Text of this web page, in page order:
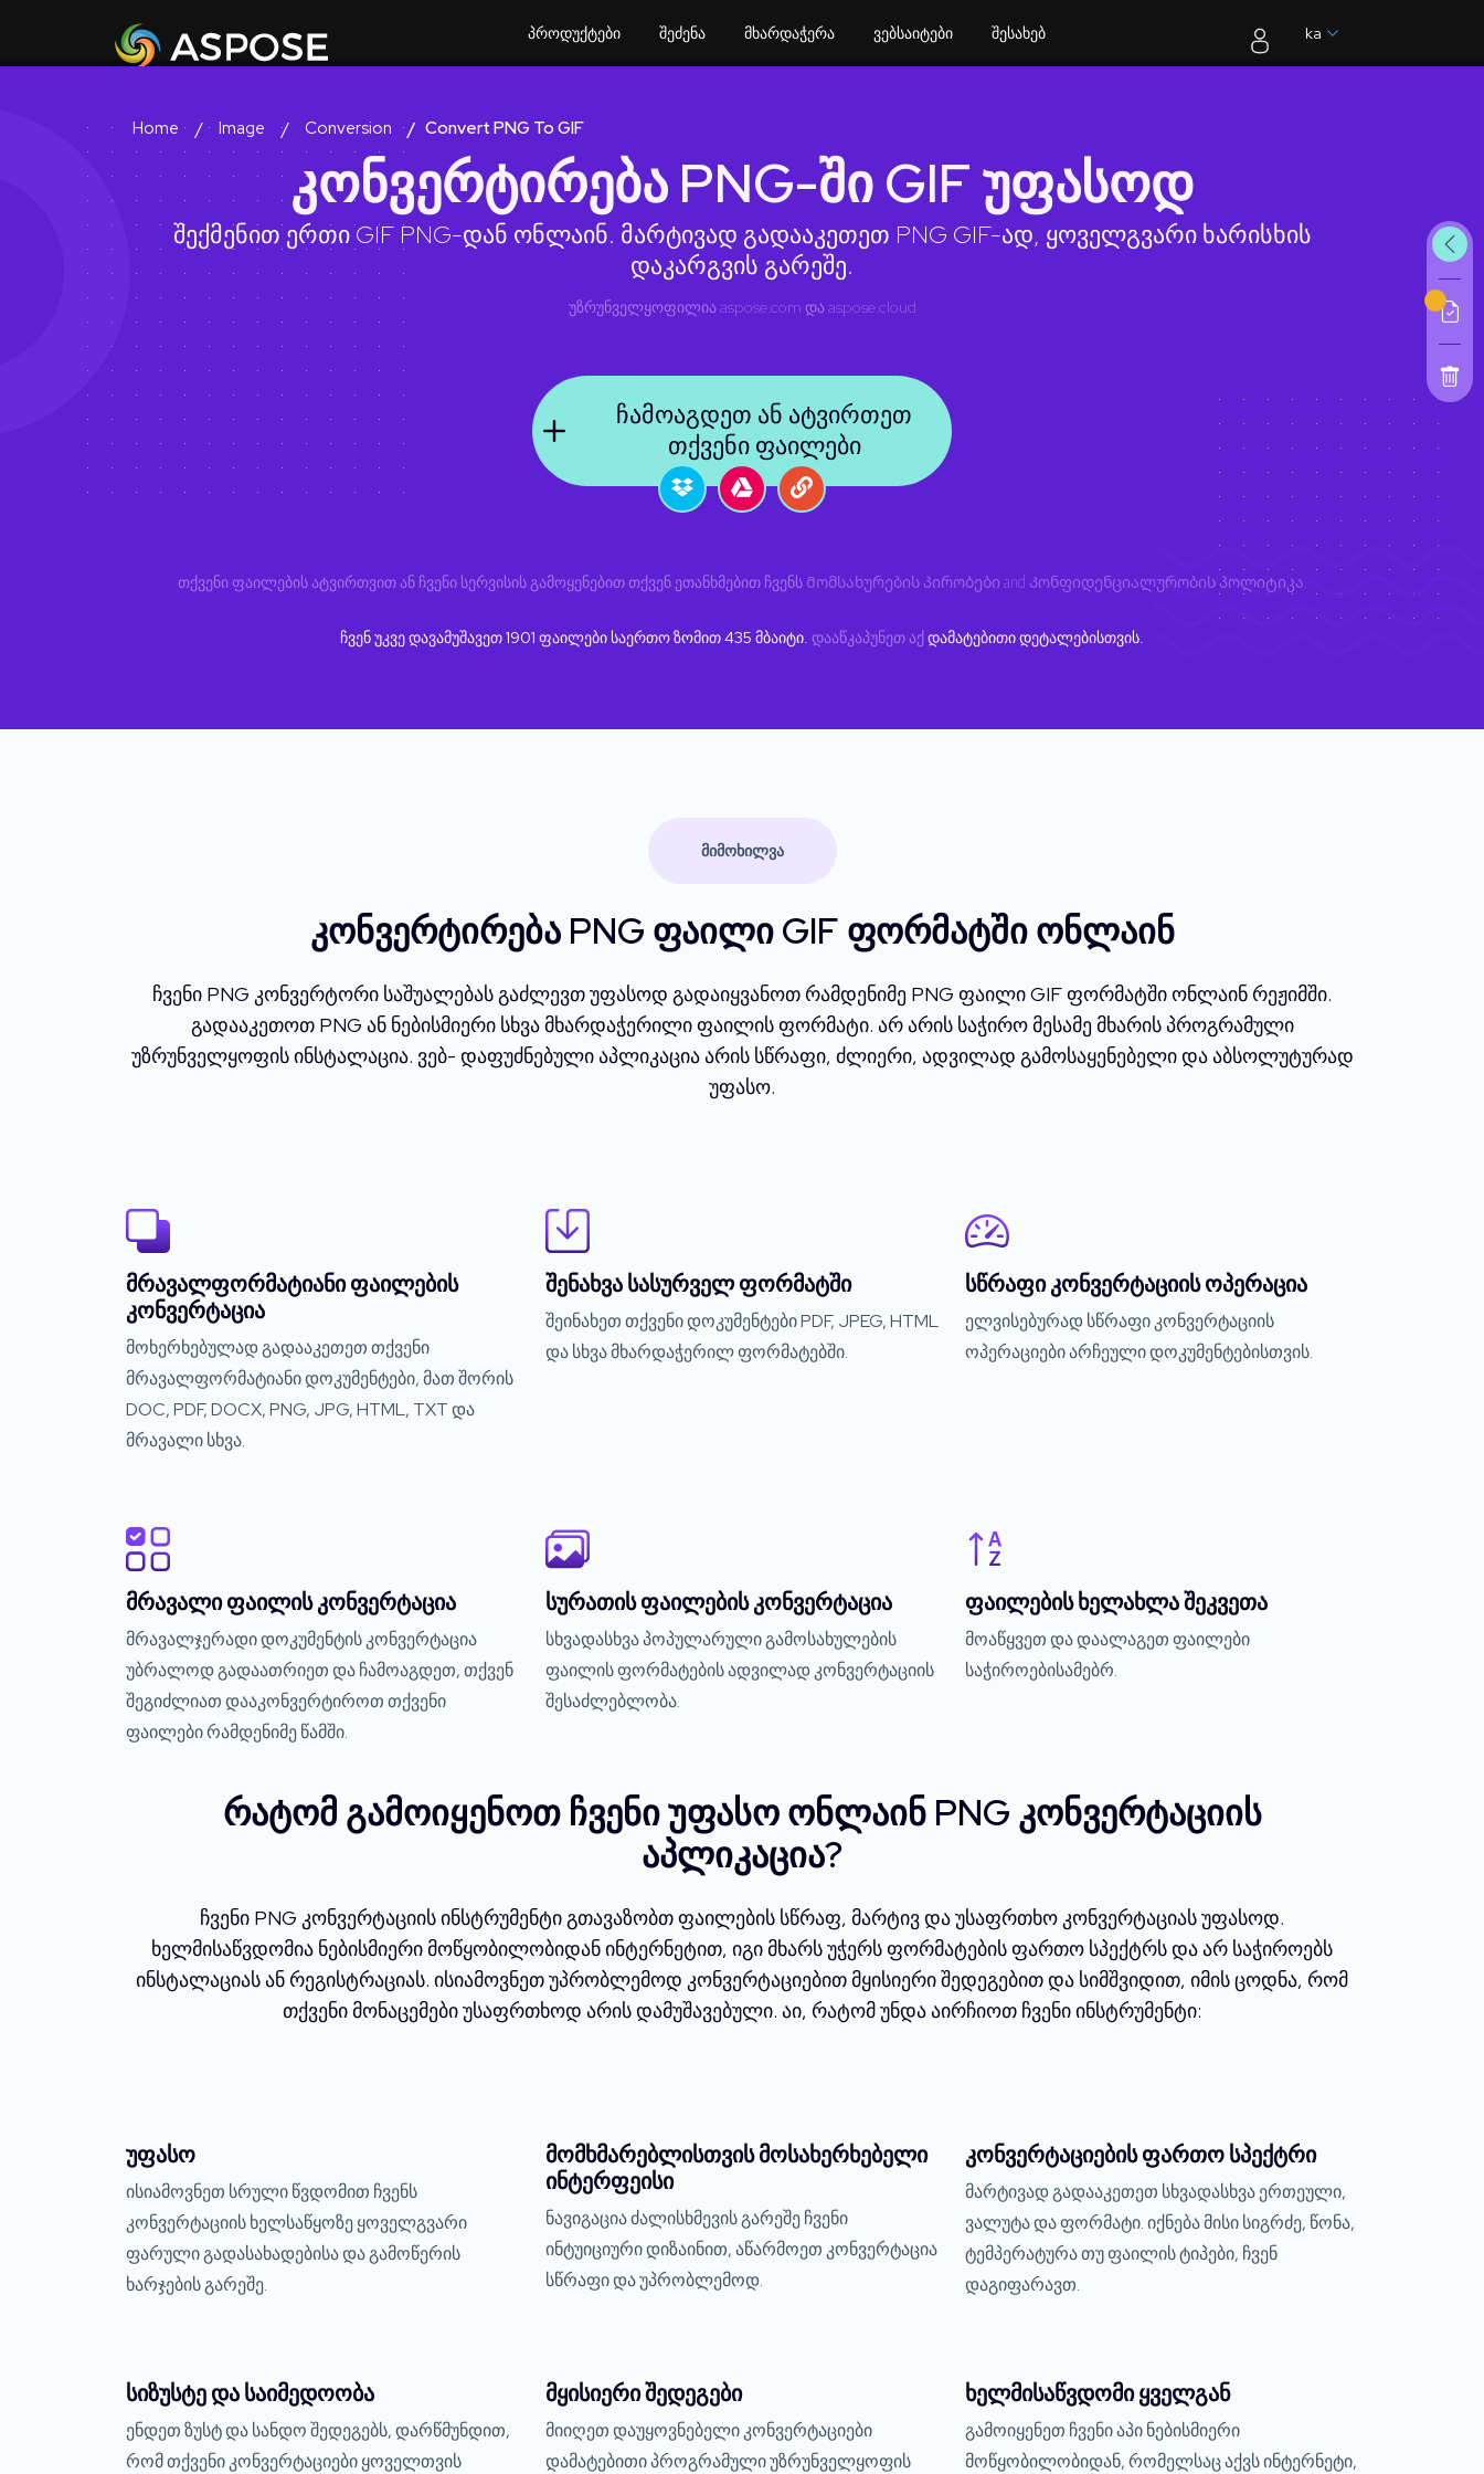
ka
პროდუქტები შეძენა მხარდაჭერა ვებსაიტები შესახებ
Home Image Conversion Convert PNG To GIF
კონვერტირება PNG-ში GIF უფასოდ
შექმენით ერთი GIF PNG-დან ონლაინ. მარტივად გადააკეთეთ PNG GIF-ად, ყოველგვარი ხარისხის
დაკარგვის გარეშე.
უზრუნველყოფილიაaspose.com დაaspose.cloud
ჩამოაგდეთ ან ატვირთეთ
თქვენი ფაილები
თქვენი ფაილების ატვირთვით ან ჩვენი სერვისის გამოყენებით თქვენ ეთანხმებით ჩვენს Მომსახურების პირობები and Კონფიდენციალურობის პოლიტიკა
ჩვენ უკვე დავამუშავეთ1901 ფაილები საერთო ზომით435 მბაიტი. დააწკაპუნეთ აქდამატებითი დეტალებისთვის.
ᲛᲘᲛᲝᲮᲘᲚᲕᲐ
კონვერტირება PNG ფაილი GIF ფორმატში ონლაინ
ჩვენი PNG კონვერტორი საშუალებას გაძლევთ უფასოდ გადაიყვანოთ რამდენიმე PNG ფაილი GIF ფორმატში ონლაინ რეჟიმში.
გადააკეთოთ PNG ან ნებისმიერი სხვა მხარდაჭერილი ფაილის ფორმატი. არ არის საჭირო მესამე მხარის პროგრამული
უზრუნველყოფის ინსტალაცია. ვებ- დაფუძნებული აპლიკაცია არის სწრაფი, ძლიერი, ადვილად გამოსაყენებელი და აბსოლუტურად
უფასო.
მრავალფორმატიანი ფაილების
კონვერტაცია
მოხერხებულად გადააკეთეთ თქვენი
მრავალფორმატიანი დოკუმენტები, მათ შორის
DOC, PDF, DOCX, PNG, JPG, HTML, TXT და
მრავალი სხვა.
შენახვა სასურველ ფორმატში
შეინახეთ თქვენი დოკუმენტები PDF, JPEG, HTML
და სხვა მხარდაჭერილ ფორმატებში.
სწრაფი კონვერტაციის ოპერაცია
ელვისებურად სწრაფი კონვერტაციის
ოპერაციები არჩეული დოკუმენტებისთვის.
მრავალი ფაილის კონვერტაცია
მრავალჯერადი დოკუმენტის კონვერტაცია
უბრალოდ გადაათრიეთ და ჩამოაგდეთ, თქვენ
შეგიძლიათ დააკონვერტიროთ თქვენი
ფაილები რამდენიმე წამში.
სურათის ფაილების კონვერტაცია
სხვადასხვა პოპულარული გამოსახულების
ფაილის ფორმატების ადვილად კონვერტაციის
შესაძლებლობა.
ფაილების ხელახლა შეკვეთა
მოაწყვეთ და დაალაგეთ ფაილები
საჭიროებისამებრ.
რატომ გამოიყენოთ ჩვენი უფასო ონლაინ PNG კონვერტაციის
აპლიკაცია?
ჩვენი PNG კონვერტაციის ინსტრუმენტი გთავაზობთ ფაილების სწრაფ, მარტივ და უსაფრთხო კონვერტაციას უფასოდ.
ხელმისაწვდომია ნებისმიერი მოწყობილობიდან ინტერნეტით, იგი მხარს უჭერს ფორმატების ფართო სპექტრს და არ საჭიროებს
ინსტალაციას ან რეგისტრაციას. ისიამოვნეთ უპრობლემოდ კონვერტაციებით მყისიერი შედეგებით და სიმშვიდით, იმის ცოდნა, რომ
თქვენი მონაცემები უსაფრთხოდ არის დამუშავებული. აი, რატომ უნდა აირჩიოთ ჩვენი ინსტრუმენტი:
უფასო
ისიამოვნეთ სრული წვდომით ჩვენს
კონვერტაციის ხელსაწყოზე ყოველგვარი
ფარული გადასახადებისა და გამოწერის
ხარჯების გარეშე.
მომხმარებლისთვის მოსახერხებელი
ინტერფეისი
ნავიგაცია ძალისხმევის გარეშე ჩვენი
ინტუიციური დიზაინით, აწარმოეთ კონვერტაცია
სწრაფი და უპრობლემოდ.
კონვერტაციების ფართო სპექტრი
მარტივად გადააკეთეთ სხვადასხვა ერთეული,
ვალუტა და ფორმატი. იქნება მისი სიგრძე, წონა,
ტემპერატურა თუ ფაილის ტიპები, ჩვენ
დაგიფარავთ.
სიზუსტე და საიმედოობა
ენდეთ ზუსტ და სანდო შედეგებს, დარწმუნდით,
რომ თქვენი კონვერტაციები ყოველთვის
მყისიერი შედეგები
მიიღეთ დაუყოვნებელი კონვერტაციები
დამატებითი პროგრამული უზრუნველყოფის
ხელმისაწვდომი ყველგან
გამოიყენეთ ჩვენი აპი ნებისმიერი
მოწყობილობიდან, რომელსაც აქვს ინტერნეტი,